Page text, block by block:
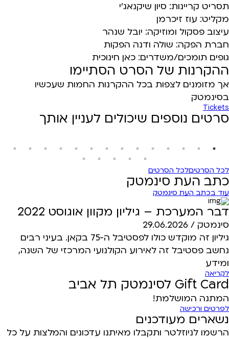
תסריט קריינות: סיון שיקנאג'י
מקליט: עוז זיכרמן
עיצוב פסקול ומוזיקה: יובל שנהר
חברת הפקה: שולה ודנה הפקות
גופים תומכים/משדרים: כאן חינוכית
ההקרנות של הסרט הסתיימו
אך מזומנים לצפות בכל ההקרנות החמות שעכשיו
בסינמטק
Tickets
סרטים נוספים שיכולים לעניין אותך
לכל הסרטיםלכל הסרטים
כתב העת סינמטק
עוד בכתב העת סינמטק
דבר המערכת – גיליון מקוון אוגוסט 2022
סינמטק / 29.06.2026
גיליון זה מוקדש כולו לפסטיבל ה-75 בקאן. בעיני רבים
נחשב פסטיבל זה לאירוע הקולנועי המרכזי של השנה,
ומידע
לקריאה
Gift Card לסינמטק תל אביב
המתנה המושלמת!
לפרטים ורכישה
נשארים מעודכנים
הרשמו לניוזלטר ותקבלו מאיתנו עדכונים והמלצות על כל